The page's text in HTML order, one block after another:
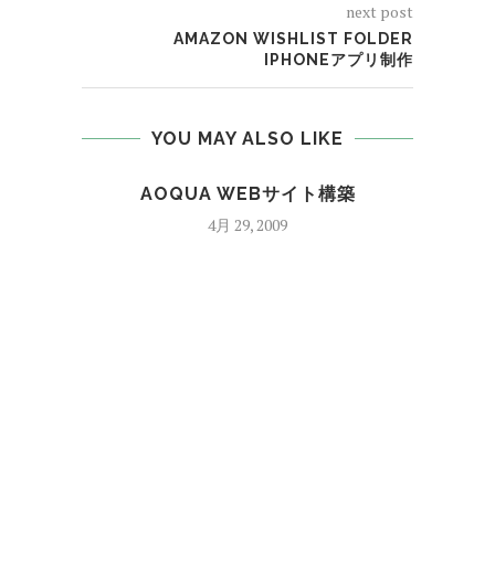
next post
AMAZON WISHLIST FOLDER
IPHONEアプリ制作
YOU MAY ALSO LIKE
AOQUA WEBサイト構築
4月 29, 2009